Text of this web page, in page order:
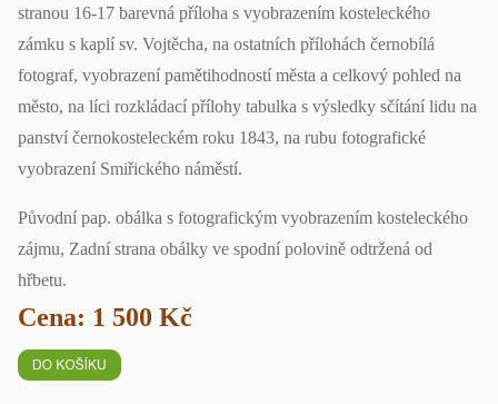
stranou 16-17 barevná příloha s vyobrazením kosteleckého
zámku s kaplí sv. Vojtěcha, na ostatních přílohách černobílá
fotograf, vyobrazení pamětihodností města a celkový pohled na
město, na líci rozkládací přílohy tabulka s výsledky sčítání lidu na
panství černokosteleckém roku 1843, na rubu fotografické
vyobrazení Smiřického náměstí.
Původní pap. obálka s fotografickým vyobrazením kosteleckého
zájmu, Zadní strana obálky ve spodní polovině odtržená od
hřbetu.
Cena: 1 500 Kč